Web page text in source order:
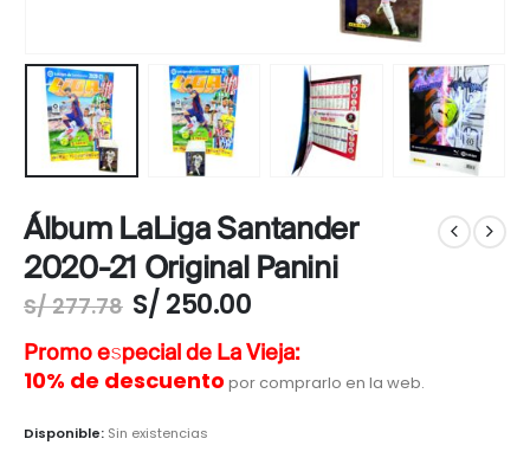
Álbum LaLiga Santander
2020-21 Original Panini
S/277.78 S/ 250.00
Promo especial de La Vieja:
10% de descuento por comprarlo en la web.
Disponible: Sin existencias